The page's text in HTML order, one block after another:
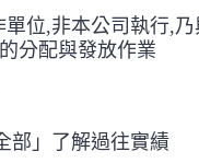
位,非本公司執行,
分配與發放作業
部」了解過往實績